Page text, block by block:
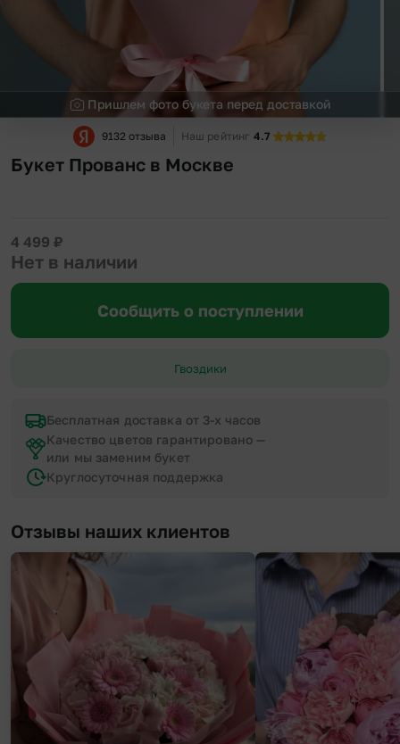
Пришлем фото букета перед доставкой
9132 отзыва Наш рейтинг 4.7
Букет Прованс в Москве
4 499 ₽
Нет в наличии
Сообщить о поступлении
Гвоздики
Бесплатная доставка от 3-х часов
Качество цветов гарантировано —
или мы заменим букет
Круглосуточная поддержка
Отзывы наших клиентов